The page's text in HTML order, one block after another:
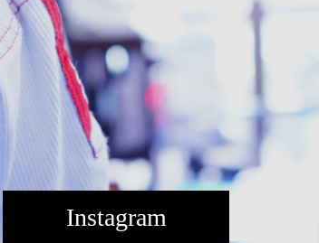
Instagram